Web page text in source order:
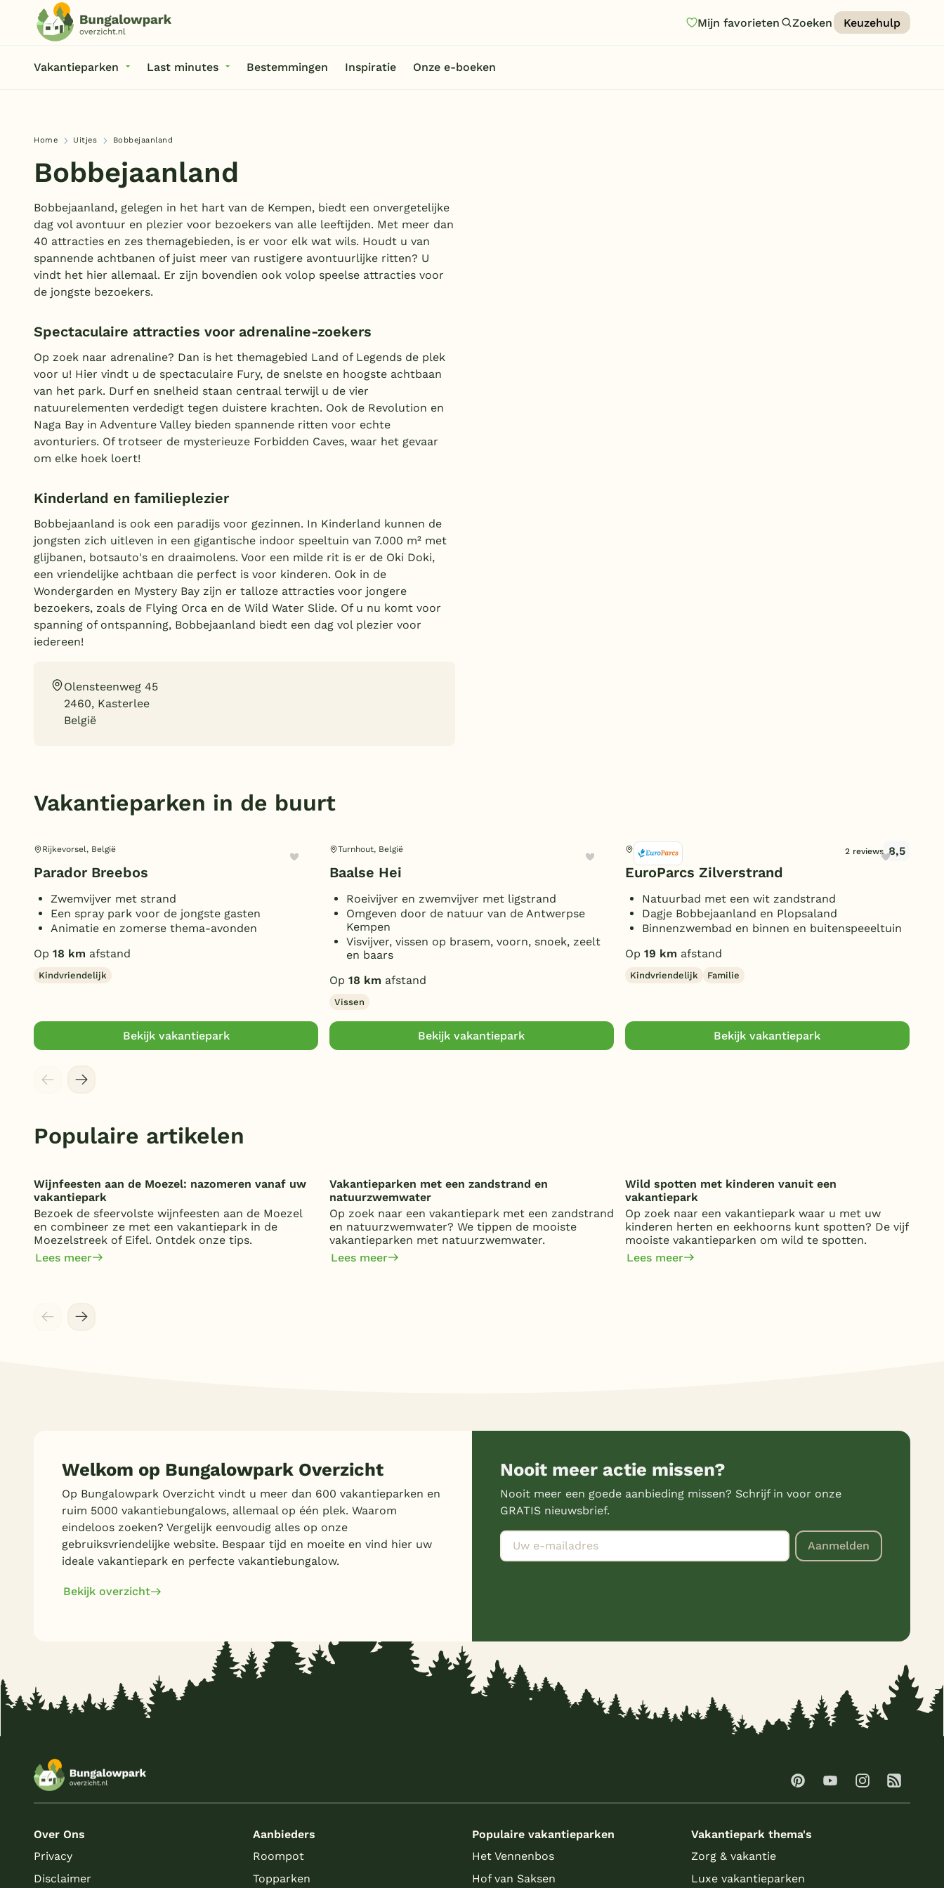
Mijn favorieten Zoeken Keuzehulp
Vakantieparken Last minutes Bestemmingen Inspiratie Onze e-boeken
Home Uitjes Bobbejaanland
Bobbejaanland
Bobbejaanland, gelegen in het hart van de Kempen, biedt een onvergetelijke
dag vol avontuur en plezier voor bezoekers van alle leeftijden. Met meer dan
40 attracties en zes themagebieden, is er voor elk wat wils. Houdt u van
spannende achtbanen of juist meer van rustigere avontuurlijke ritten? U
vindt het hier allemaal. Er zijn bovendien ook volop speelse attracties voor
de jongste bezoekers.
Spectaculaire attracties voor adrenaline-zoekers
Op zoek naar adrenaline? Dan is het themagebied Land of Legends de plek
voor u! Hier vindt u de spectaculaire Fury, de snelste en hoogste achtbaan
van het park. Durf en snelheid staan centraal terwijl u de vier
natuurelementen verdedigt tegen duistere krachten. Ook de Revolution en
Naga Bay in Adventure Valley bieden spannende ritten voor echte
avonturiers. Of trotseer de mysterieuze Forbidden Caves, waar het gevaar
om elke hoek loert!
Kinderland en familieplezier
Bobbejaanland is ook een paradijs voor gezinnen. In Kinderland kunnen de
jongsten zich uitleven in een gigantische indoor speeltuin van 7.000 m² met
glijbanen, botsauto's en draaimolens. Voor een milde rit is er de Oki Doki,
een vriendelijke achtbaan die perfect is voor kinderen. Ook in de
Wondergarden en Mystery Bay zijn er talloze attracties voor jongere
bezoekers, zoals de Flying Orca en de Wild Water Slide. Of u nu komt voor
spanning of ontspanning, Bobbejaanland biedt een dag vol plezier voor
iedereen!
Olensteenweg 45
2460, Kasterlee
België
Vakantieparken in de buurt
Rijkevorsel, België
Parador Breebos
Zwemvijver met strand
Een spray park voor de jongste gasten
Animatie en zomerse thema-avonden
Op 18 km afstand
Kindvriendelijk
Bekijk vakantiepark
Turnhout, België
Baalse Hei
Roeivijver en zwemvijver met ligstrand
Omgeven door de natuur van de Antwerpse
Kempen
Visvijver, vissen op brasem, voorn, snoek, zeelt
en baars
Op 18 km afstand
Vissen
Bekijk vakantiepark
Mol, België 2 reviews 8,5
EuroParcs Zilverstrand
Natuurbad met een wit zandstrand
Dagje Bobbejaanland en Plopsaland
Binnenzwembad en binnen en buitenspeeeltuin
Op 19 km afstand
Kindvriendelijk Familie
Bekijk vakantiepark
Populaire artikelen
Wijnfeesten aan de Moezel: nazomeren vanaf uw
vakantiepark
Bezoek de sfeervolste wijnfeesten aan de Moezel
en combineer ze met een vakantiepark in de
Moezelstreek of Eifel. Ontdek onze tips.
Lees meer
Vakantieparken met een zandstrand en
natuurzwemwater
Op zoek naar een vakantiepark met een zandstrand
en natuurzwemwater? We tippen de mooiste
vakantieparken met natuurzwemwater.
Lees meer
Wild spotten met kinderen vanuit een
vakantiepark
Op zoek naar een vakantiepark waar u met uw
kinderen herten en eekhoorns kunt spotten? De vijf
mooiste vakantieparken om wild te spotten.
Lees meer
Welkom op Bungalowpark Overzicht
Op Bungalowpark Overzicht vindt u meer dan 600 vakantieparken en
ruim 5000 vakantiebungalows, allemaal op één plek. Waarom
eindeloos zoeken? Vergelijk eenvoudig alles op onze
gebruiksvriendelijke website. Bespaar tijd en moeite en vind hier uw
ideale vakantiepark en perfecte vakantiebungalow.
Bekijk overzicht
Nooit meer actie missen?
Nooit meer een goede aanbieding missen? Schrijf in voor onze
GRATIS nieuwsbrief.
Aanmelden
Over Ons
Privacy
Disclaimer
Aanbieders
Roompot
Topparken
Populaire vakantieparken
Het Vennenbos
Hof van Saksen
Vakantiepark thema's
Zorg & vakantie
Luxe vakantieparken